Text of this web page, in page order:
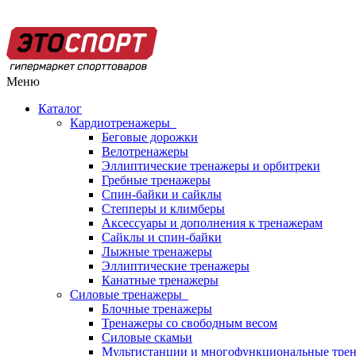
Меню
Каталог
Кардиотренажеры
Беговые дорожки
Велотренажеры
Эллиптические тренажеры и орбитреки
Гребные тренажеры
Спин-байки и сайклы
Степперы и климберы
Аксессуары и дополнения к тренажерам
Сайклы и спин-байки
Лыжные тренажеры
Эллиптические тренажеры
Канатные тренажеры
Силовые тренажеры
Блочные тренажеры
Тренажеры со свободным весом
Силовые скамьи
Мультистанции и многофункциональные